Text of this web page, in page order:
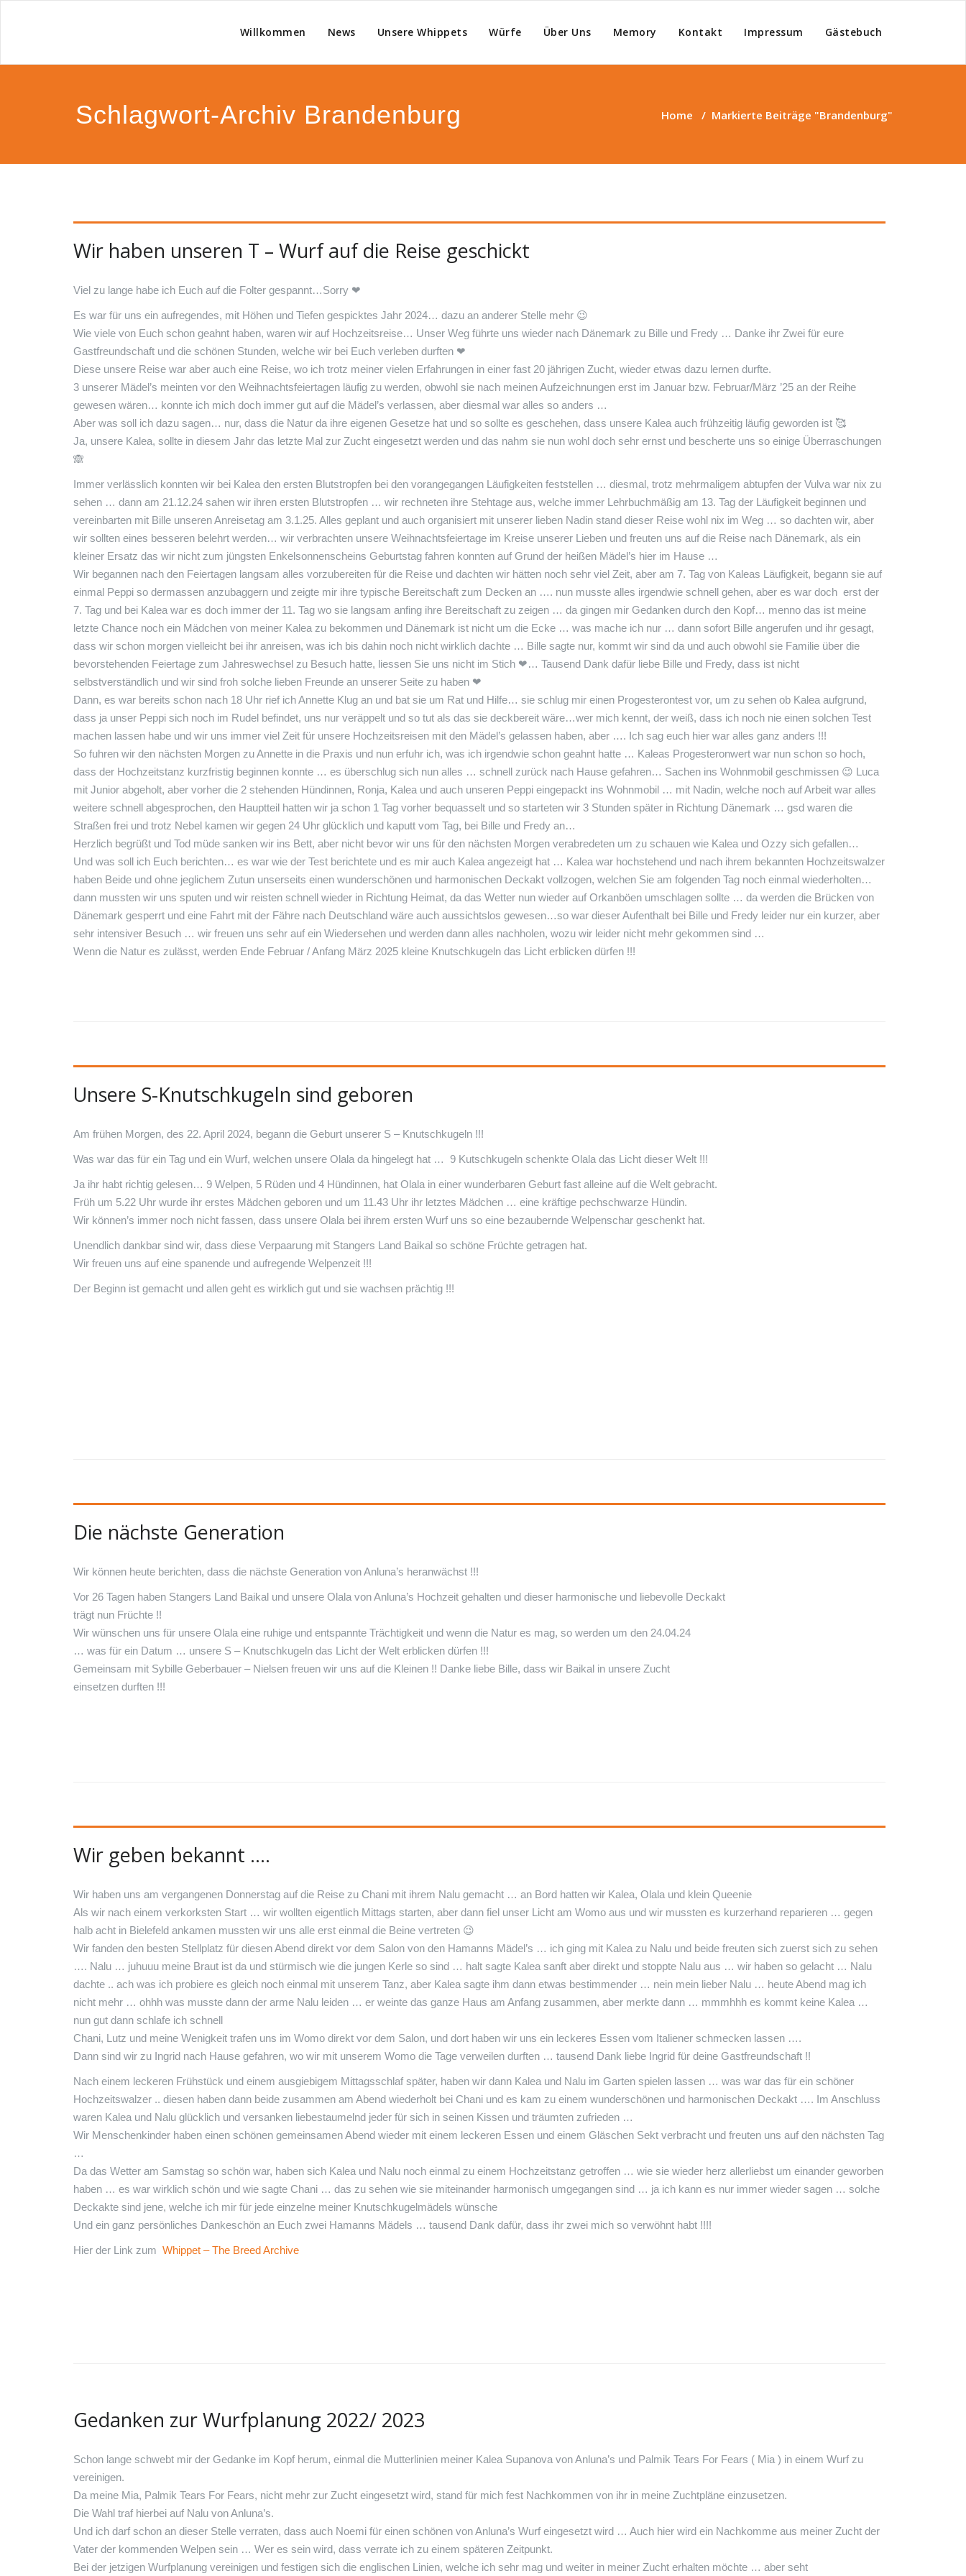
von Anluna's Whippets
Willkommen News Unsere Whippets Würfe Über Uns Memory Kontakt Impressum Gästebuch
Schlagwort-Archiv Brandenburg Home / Markierte Beiträge "Brandenburg"
Wir haben unseren T – Wurf auf die Reise geschickt
Viel zu lange habe ich Euch auf die Folter gespannt…Sorry ❤
Es war für uns ein aufregendes, mit Höhen und Tiefen gespicktes Jahr 2024… dazu an anderer Stelle mehr 😉
Wie viele von Euch schon geahnt haben, waren wir auf Hochzeitsreise… Unser Weg führte uns wieder nach Dänemark zu Bille und Fredy … Danke ihr Zwei für eure
Gastfreundschaft und die schönen Stunden, welche wir bei Euch verleben durften ❤
Diese unsere Reise war aber auch eine Reise, wo ich trotz meiner vielen Erfahrungen in einer fast 20 jährigen Zucht, wieder etwas dazu lernen durfte.
3 unserer Mädel’s meinten vor den Weihnachtsfeiertagen läufig zu werden, obwohl sie nach meinen Aufzeichnungen erst im Januar bzw. Februar/März ’25 an der Reihe
gewesen wären… konnte ich mich doch immer gut auf die Mädel’s verlassen, aber diesmal war alles so anders …
Aber was soll ich dazu sagen… nur, dass die Natur da ihre eigenen Gesetze hat und so sollte es geschehen, dass unsere Kalea auch frühzeitig läufig geworden ist 🥰
Ja, unsere Kalea, sollte in diesem Jahr das letzte Mal zur Zucht eingesetzt werden und das nahm sie nun wohl doch sehr ernst und bescherte uns so einige Überraschungen
🙈
Immer verlässlich konnten wir bei Kalea den ersten Blutstropfen bei den vorangegangen Läufigkeiten feststellen … diesmal, trotz mehrmaligem abtupfen der Vulva war nix zu
sehen … dann am 21.12.24 sahen wir ihren ersten Blutstropfen … wir rechneten ihre Stehtage aus, welche immer Lehrbuchmäßig am 13. Tag der Läufigkeit beginnen und
vereinbarten mit Bille unseren Anreisetag am 3.1.25. Alles geplant und auch organisiert mit unserer lieben Nadin stand dieser Reise wohl nix im Weg … so dachten wir, aber
wir sollten eines besseren belehrt werden… wir verbrachten unsere Weihnachtsfeiertage im Kreise unserer Lieben und freuten uns auf die Reise nach Dänemark, als ein
kleiner Ersatz das wir nicht zum jüngsten Enkelsonnenscheins Geburtstag fahren konnten auf Grund der heißen Mädel’s hier im Hause …
Wir begannen nach den Feiertagen langsam alles vorzubereiten für die Reise und dachten wir hätten noch sehr viel Zeit, aber am 7. Tag von Kaleas Läufigkeit, begann sie auf
einmal Peppi so dermassen anzubaggern und zeigte mir ihre typische Bereitschaft zum Decken an …. nun musste alles irgendwie schnell gehen, aber es war doch erst der
7. Tag und bei Kalea war es doch immer der 11. Tag wo sie langsam anfing ihre Bereitschaft zu zeigen … da gingen mir Gedanken durch den Kopf… menno das ist meine
letzte Chance noch ein Mädchen von meiner Kalea zu bekommen und Dänemark ist nicht um die Ecke … was mache ich nur … dann sofort Bille angerufen und ihr gesagt,
dass wir schon morgen vielleicht bei ihr anreisen, was ich bis dahin noch nicht wirklich dachte … Bille sagte nur, kommt wir sind da und auch obwohl sie Familie über die
bevorstehenden Feiertage zum Jahreswechsel zu Besuch hatte, liessen Sie uns nicht im Stich ❤… Tausend Dank dafür liebe Bille und Fredy, dass ist nicht
selbstverständlich und wir sind froh solche lieben Freunde an unserer Seite zu haben ❤
Dann, es war bereits schon nach 18 Uhr rief ichAnnette Klug an und bat sie um Rat und Hilfe… sie schlug mir einen Progesterontest vor, um zu sehen ob Kalea aufgrund,
dass ja unser Peppi sich noch im Rudel befindet, uns nur veräppelt und so tut als das sie deckbereit wäre…wer mich kennt, der weiß, dass ich noch nie einen solchen Test
machen lassen habe und wir uns immer viel Zeit für unsere Hochzeitsreisen mit den Mädel’s gelassen haben, aber …. Ich sag euch hier war alles ganz anders !!!
So fuhren wir den nächsten Morgen zu Annette in die Praxis und nun erfuhr ich, was ich irgendwie schon geahnt hatte … Kaleas Progesteronwert war nun schon so hoch,
dass der Hochzeitstanz kurzfristig beginnen konnte … es überschlug sich nun alles … schnell zurück nach Hause gefahren… Sachen ins Wohnmobil geschmissen 😉 Luca
mit Junior abgeholt, aber vorher die 2 stehenden Hündinnen, Ronja, Kalea und auch unseren Peppi eingepackt ins Wohnmobil … mit Nadin, welche noch auf Arbeit war alles
weitere schnell abgesprochen, den Hauptteil hatten wir ja schon 1 Tag vorher bequasselt und so starteten wir 3 Stunden später in Richtung Dänemark … gsd waren die
Straßen frei und trotz Nebel kamen wir gegen 24 Uhr glücklich und kaputt vom Tag, bei Bille und Fredy an…
Herzlich begrüßt und Tod müde sanken wir ins Bett, aber nicht bevor wir uns für den nächsten Morgen verabredeten um zu schauen wie Kalea und Ozzy sich gefallen…
Und was soll ich Euch berichten… es war wie der Test berichtete und es mir auch Kalea angezeigt hat … Kalea war hochstehend und nach ihrem bekannten Hochzeitswalzer
haben Beide und ohne jeglichem Zutun unserseits einen wunderschönen und harmonischen Deckakt vollzogen, welchen Sie am folgenden Tag noch einmal wiederholten…
dann mussten wir uns sputen und wir reisten schnell wieder in Richtung Heimat, da das Wetter nun wieder auf Orkanböen umschlagen sollte … da werden die Brücken von
Dänemark gesperrt und eine Fahrt mit der Fähre nach Deutschland wäre auch aussichtslos gewesen…so war dieser Aufenthalt bei Bille und Fredy leider nur ein kurzer, aber
sehr intensiver Besuch … wir freuen uns sehr auf ein Wiedersehen und werden dann alles nachholen, wozu wir leider nicht mehr gekommen sind …
Wenn die Natur es zulässt, werden Ende Februar / Anfang März 2025 kleine Knutschkugeln das Licht erblicken dürfen !!!
Unsere S-Knutschkugeln sind geboren
Am frühen Morgen, des 22. April 2024, begann die Geburt unserer S – Knutschkugeln !!!
Was war das für ein Tag und ein Wurf, welchen unsere Olala da hingelegt hat … 9 Kutschkugeln schenkte Olala das Licht dieser Welt !!!
Ja ihr habt richtig gelesen… 9 Welpen, 5 Rüden und 4 Hündinnen, hat Olala in einer wunderbaren Geburt fast alleine auf die Welt gebracht.
Früh um 5.22 Uhr wurde ihr erstes Mädchen geboren und um 11.43 Uhr ihr letztes Mädchen … eine kräftige pechschwarze Hündin.
Wir können’s immer noch nicht fassen, dass unsere Olala bei ihrem ersten Wurf uns so eine bezaubernde Welpenschar geschenkt hat.
Unendlich dankbar sind wir, dass diese Verpaarung mit Stangers Land Baikal so schöne Früchte getragen hat.
Wir freuen uns auf eine spanende und aufregende Welpenzeit !!!
Der Beginn ist gemacht und allen geht es wirklich gut und sie wachsen prächtig !!!
Die nächste Generation
Wir können heute berichten, dass die nächste Generation von Anluna’s heranwächst !!!
Vor 26 Tagen haben Stangers Land Baikal und unsere Olala von Anluna’s Hochzeit gehalten und dieser harmonische und liebevolle Deckakt
trägt nun Früchte !!
Wir wünschen uns für unsere Olala eine ruhige und entspannte Trächtigkeit und wenn die Natur es mag, so werden um den 24.04.24
… was für ein Datum … unsere S – Knutschkugeln das Licht der Welt erblicken dürfen !!!
Gemeinsam mit Sybille Geberbauer – Nielsen freuen wir uns auf die Kleinen !! Danke liebe Bille, dass wir Baikal in unsere Zucht
einsetzen durften !!!
Wir geben bekannt ….
Wir haben uns am vergangenen Donnerstag auf die Reise zu Chani mit ihrem Nalu gemacht … an Bord hatten wir Kalea, Olala und klein Queenie
Als wir nach einem verkorksten Start … wir wollten eigentlich Mittags starten, aber dann fiel unser Licht am Womo aus und wir mussten es kurzerhand reparieren … gegen
halb acht in Bielefeld ankamen mussten wir uns alle erst einmal die Beine vertreten 😉
Wir fanden den besten Stellplatz für diesen Abend direkt vor dem Salon von den Hamanns Mädel’s … ich ging mit Kalea zu Nalu und beide freuten sich zuerst sich zu sehen
…. Nalu … juhuuu meine Braut ist da und stürmisch wie die jungen Kerle so sind … halt sagte Kalea sanft aber direkt und stoppte Nalu aus … wir haben so gelacht … Nalu
dachte .. ach was ich probiere es gleich noch einmal mit unserem Tanz, aber Kalea sagte ihm dann etwas bestimmender … nein mein lieber Nalu … heute Abend mag ich
nicht mehr … ohhh was musste dann der arme Nalu leiden … er weinte das ganze Haus am Anfang zusammen, aber merkte dann … mmmhhh es kommt keine Kalea …
nun gut dann schlafe ich schnell
Chani, Lutz und meine Wenigkeit trafen uns im Womo direkt vor dem Salon, und dort haben wir uns ein leckeres Essen vom Italiener schmecken lassen ….
Dann sind wir zu Ingrid nach Hause gefahren, wo wir mit unserem Womo die Tage verweilen durften … tausend Dank liebe Ingrid für deine Gastfreundschaft !!
Nach einem leckeren Frühstück und einem ausgiebigem Mittagsschlaf später, haben wir dann Kalea und Nalu im Garten spielen lassen … was war das für ein schöner
Hochzeitswalzer .. diesen haben dann beide zusammen am Abend wiederholt bei Chani und es kam zu einem wunderschönen und harmonischen Deckakt …. Im Anschluss
waren Kalea und Nalu glücklich und versanken liebestaumelnd jeder für sich in seinen Kissen und träumten zufrieden …
Wir Menschenkinder haben einen schönen gemeinsamen Abend wieder mit einem leckeren Essen und einem Gläschen Sekt verbracht und freuten uns auf den nächsten Tag
…
Da das Wetter am Samstag so schön war, haben sich Kalea und Nalu noch einmal zu einem Hochzeitstanz getroffen … wie sie wieder herz allerliebst um einander geworben
haben … es war wirklich schön und wie sagte Chani … das zu sehen wie sie miteinander harmonisch umgegangen sind … ja ich kann es nur immer wieder sagen … solche
Deckakte sind jene, welche ich mir für jede einzelne meiner Knutschkugelmädels wünsche
Und ein ganz persönliches Dankeschön an Euch zwei Hamanns Mädels … tausend Dank dafür, dass ihr zwei mich so verwöhnt habt !!!!
Hier der Link zum Whippet – The Breed Archive
Gedanken zur Wurfplanung 2022/ 2023
Schon lange schwebt mir der Gedanke im Kopf herum, einmal die Mutterlinien meiner Kalea Supanova von Anluna’s und Palmik Tears For Fears ( Mia ) in einem Wurf zu
vereinigen.
Da meine Mia, Palmik Tears For Fears, nicht mehr zur Zucht eingesetzt wird, stand für mich fest Nachkommen von ihr in meine Zuchtpläne einzusetzen.
Die Wahl traf hierbei auf Nalu von Anluna’s.
Und ich darf schon an dieser Stelle verraten, dass auch Noemi für einen schönen von Anluna’s Wurf eingesetzt wird … Auch hier wird ein Nachkomme aus meiner Zucht der
Vater der kommenden Welpen sein … Wer es sein wird, dass verrate ich zu einem späteren Zeitpunkt.
Bei der jetzigen Wurfplanung vereinigen und festigen sich die englischen Linien, welche ich sehr mag und weiter in meiner Zucht erhalten möchte … aber seht